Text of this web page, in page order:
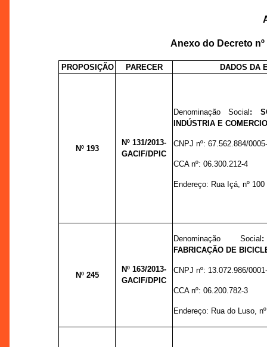
Anexo do Decreto
PROPOSIÇÃO PARECER DADOS DA
Nº 193
Nº 131/2013-
GACIF/DPIC
Denominação Social :
INDÚSTRIA E
CNPJ nº:67.562.884/
CCA nº:06.300.212-4
Endereço: Rua Içá, nº
Nº 245
Nº 163/2013-
GACIF/DPIC
Denominação Social
FABRICAÇÃO DE
CNPJ nº: 13.072.986/
CCA nº:06.200.782-3
Endereço: Rua do Luso,